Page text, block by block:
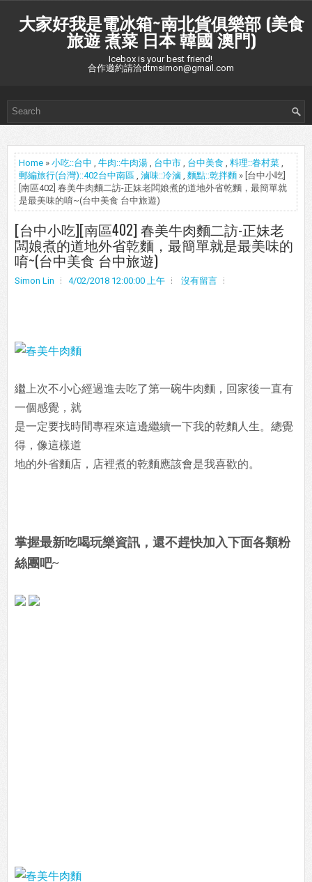
大家好我是電冰箱~南北貨俱樂部 (美食
旅遊 煮菜 日本 韓國 澳門)
Icebox is your best friend!
合作邀約請洽dtmsimon@gmail.com
Home » 小吃::台中 , 牛肉::牛肉湯 , 台中市 , 台中美食 , 料理::眷村菜 ,
郵編旅行(台灣)::402台中南區 , 滷味::冷滷 , 麵點::乾拌麵 » [台中小吃]
[南區402] 春美牛肉麵二訪-正妹老闆娘煮的道地外省乾麵，最簡單就
是最美味的唷~(台中美食 台中旅遊)
[台中小吃][南區402] 春美牛肉麵二訪-正妹老
闆娘煮的道地外省乾麵，最簡單就是最美味的
唷~(台中美食 台中旅遊)
Simon Lin 4/02/2018 12:00:00 上午 沒有留言
繼上次不小心經過進去吃了第一碗牛肉麵，回家後一直有
一個感覺，就
是一定要找時間專程來這邊繼續一下我的乾麵人生。總覺
得，像這樣道
地的外省麵店，店裡煮的乾麵應該會是我喜歡的。
掌握最新吃喝玩樂資訊，還不趕快加入下面各類粉
絲團吧~